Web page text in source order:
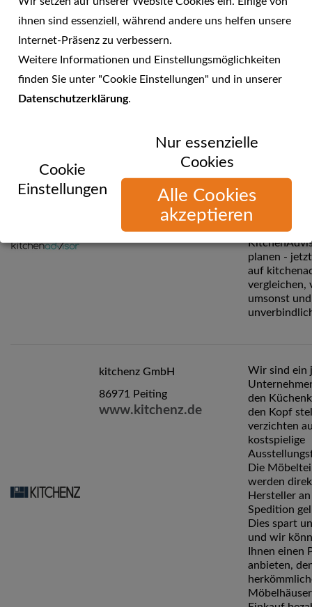
Branche
Garant für
Erfolg.
20457 Hamburg
www.kitchenadvisor.de
ran und
Küche mit
planen -
auf
vergleichen,
umsonst und
kitchenz GmbH
86971 Peiting
www.kitchenz.de
Wir sind ein
den
den Kopf
verzichten
kostspielige
Die
werden
Hersteller
Spedition
Dies spart
und wir
Ihnen einen
anbieten,
ihnen sind essenziell, während andere uns helfen unsere
Internet-Präsenz zu verbessern.
Weitere Informationen und Einstellungsmöglichkeiten
finden Sie unter "Cookie Einstellungen" und in unserer
Datenschutzerklärung.
Cookie
Einstellungen
Nur essenzielle
Cookies
Alle Cookies
akzeptieren